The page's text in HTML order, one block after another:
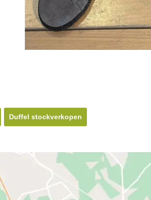
Duffel stockverkopen